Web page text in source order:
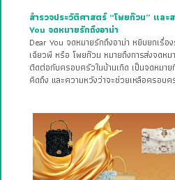
สำรวจประวัติศาสตร์ “โพยก๊วน” แล
You จดหมายรักถึงอาม่า
Dear You จดหมายรักถึงอาม่า หยิบยกเรื่อ
เฉียวพี หรือ โพยก๊วน หมายถึงการส่งจดหม
ติดต่อกับครอบครัวในบ้านเกิด เป็นจดหมา
คิดถึง และความหวังว่าจะช่วยเหลือครอบ